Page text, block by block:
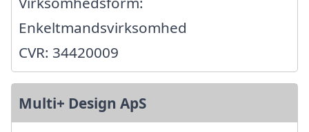
Enkeltmandsvirksomhed
CVR: 34420009
Multi+ Design ApS